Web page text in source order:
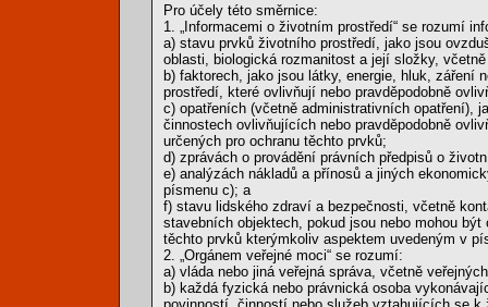
Pro účely této směrnice:
1. „Informacemi o životním prostředí“ se rozumí
a) stavu prvků životního prostředí, jako jsou
oblasti, biologická rozmanitost a její složky,
b) faktorech, jako jsou látky, energie, hluk, záření
prostředí, které ovlivňují nebo pravděpodobně
c) opatřeních (včetně administrativních opatření),
činnostech ovlivňujících nebo pravděpodobně
určených pro ochranu těchto prvků;
d) zprávách o provádění právních předpisů o
e) analýzách nákladů a přínosů a jiných
písmenu c); a
f) stavu lidského zdraví a bezpečnosti, včetně
stavebních objektech, pokud jsou nebo mohou
těchto prvků kterýmkoliv aspektem uvedeným v
2. „Orgánem veřejné moci“ se rozumí:
a) vláda nebo jiná veřejná správa, včetně
b) každá fyzická nebo právnická osoba